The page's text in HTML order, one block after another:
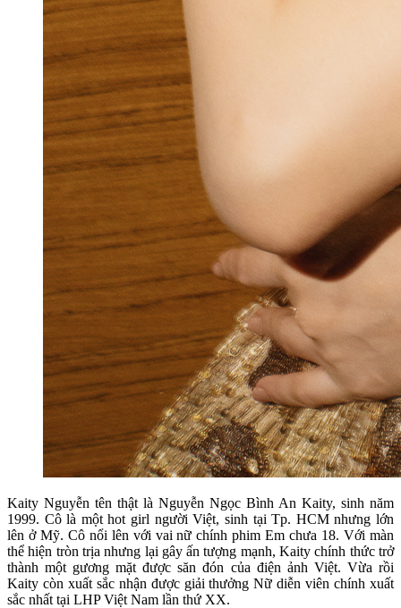
Kaity Nguyễn tên thật là Nguyễn Ngọc Bình An Kaity, sinh năm
1999. Cô là một hot girl người Việt, sinh tại Tp. HCM nhưng lớn
lên ở Mỹ. Cô nổi lên với vai nữ chính phim Em chưa 18. Với màn
thể hiện tròn trịa nhưng lại gây ấn tượng mạnh, Kaity chính thức trở
thành một gương mặt được săn đón của điện ảnh Việt. Vừa rồi
Kaity còn xuất sắc nhận được giải thưởng Nữ diễn viên chính xuất
sắc nhất tại LHP Việt Nam lần thứ XX.